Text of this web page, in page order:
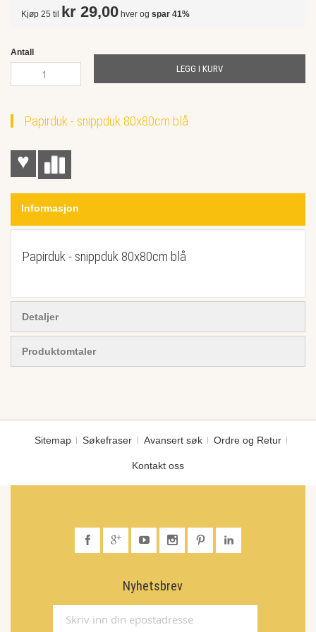
Kjøp 25 til kr 29,00 hver og spar 41%
Antall
LEGG I KURV
Papirduk - snippduk 80x80cm blå
♥
Informasjon
Papirduk - snippduk 80x80cm blå
Detaljer
Produktomtaler
Sitemap Søkefraser Avansert søk Ordre og Retur
Kontakt oss
Nyhetsbrev